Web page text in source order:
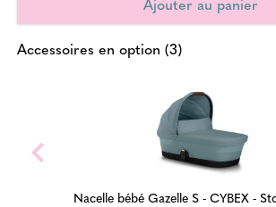
Accessoires en option (3)
Siège